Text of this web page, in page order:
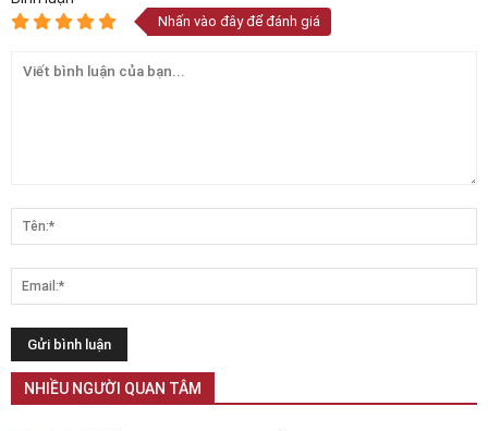
Nhấn vào đây để đánh giá
NHIỀU NGƯỜI QUAN TÂM